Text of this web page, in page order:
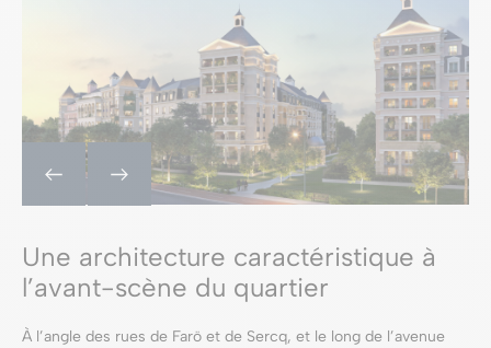
Une architecture caractéristique à
l’avant-scène du quartier
À l’angle des rues de Farö et de Sercq, et le long de l’avenue